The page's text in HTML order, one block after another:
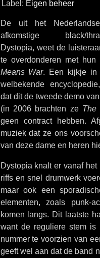
Label: Eigen beheer
De uit het
afkomstige black/
Dystopia, weet de
te overdonderen met hun
Means War. Een kijkje in
welbekende
dat dit de tweede demo
(in 2006 brachten ze The
geen contract hebben.
muziek dat ze ons
van deze dame en heren
Dystopia knalt er vanaf
riffs en snel drumwerk
maar ook een
elementen, zoals punk-
komen langs. Dit laatste
want de reguliere stem is
nummer te voorzien van
geeft wel aan dat de band